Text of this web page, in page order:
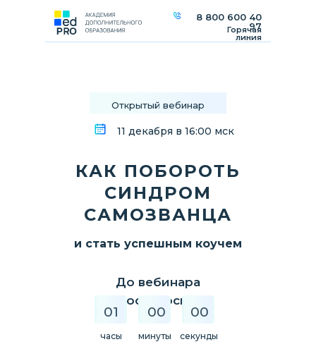
Горячая
линия
8 800 600 40
97
КАК ПОБОРОТЬ
СИНДРОМ
САМОЗВАНЦА
и стать успешным коучем
Открытый вебинар
11 декабря в 16:00 мск
00
минуты
01
часы
00
секунды
До вебинара
осталось: